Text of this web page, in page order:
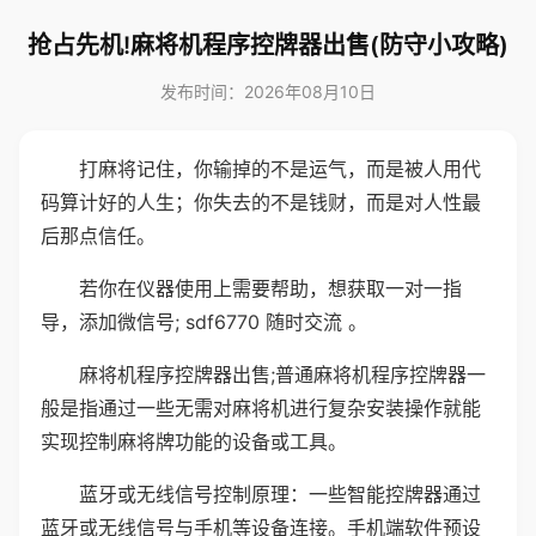
抢占先机!麻将机程序控牌器出售(防守小攻略)
发布时间：2026年08月10日
打麻将记住，你输掉的不是运气，而是被人用代
码算计好的人生；你失去的不是钱财，而是对人性最
后那点信任。
若你在仪器使用上需要帮助，想获取一对一指
导，添加微信号; sdf6770 随时交流 。
麻将机程序控牌器出售;普通麻将机程序控牌器一
般是指通过一些无需对麻将机进行复杂安装操作就能
实现控制麻将牌功能的设备或工具。
蓝牙或无线信号控制原理：一些智能控牌器通过
蓝牙或无线信号与手机等设备连接。手机端软件预设